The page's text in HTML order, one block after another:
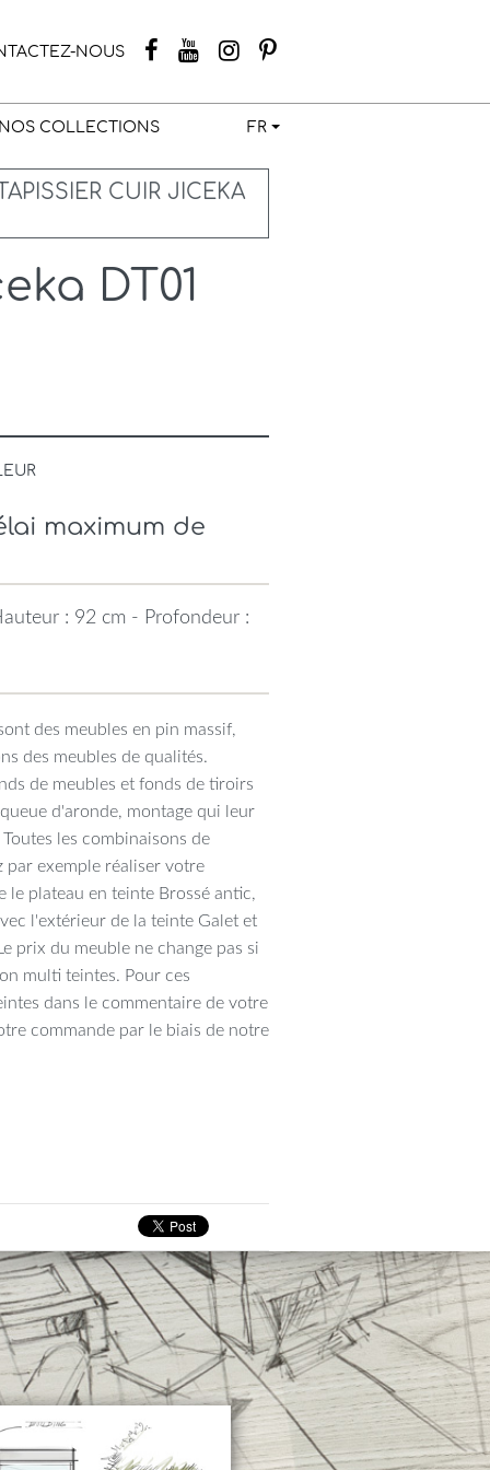
NOUS
NOS COLLECTIONS FR
CUIR JICEKA
DT01
maximum de
: 92 cm - Profondeur :
des meubles en pin massif,
des meubles de qualités.
de meubles et fonds de tiroirs
d'aronde, montage qui leur
les combinaisons de
par exemple réaliser votre
le plateau en teinte Brossé antic,
l'extérieur de la teinte Galet et
prix du meuble ne change pas si
multi teintes. Pour ces
dans le commentaire de votre
commande par le biais de notre